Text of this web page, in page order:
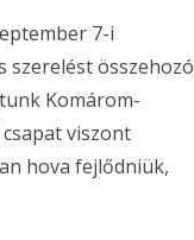
7-i
szerelést összehozó
Komárom-
viszont
hova fejlődniük,